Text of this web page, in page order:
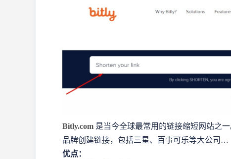
Bitly.com 是当今全球最常用的链接缩短网站之
品牌创建链接，包括三星、百事可乐等大公司…
优点：